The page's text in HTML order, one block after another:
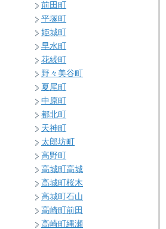
前田町
平塚町
姫城町
早水町
花繰町
野々美谷町
夏尾町
中原町
都北町
天神町
太郎坊町
高野町
高城町高城
高城町桜木
高城町石山
高崎町前田
高崎町縄瀬